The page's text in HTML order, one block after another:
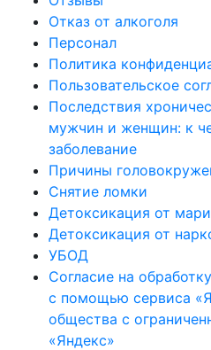
Отказ от алкоголя
Персонал
Политика
Пользовательское
Последствия
мужчин и женщин: к
заболевание
Причины
Снятие ломки
Детоксикация от
Детоксикация от
УБОД
Согласие на
с помощью сервиса
общества с
«Яндекс»